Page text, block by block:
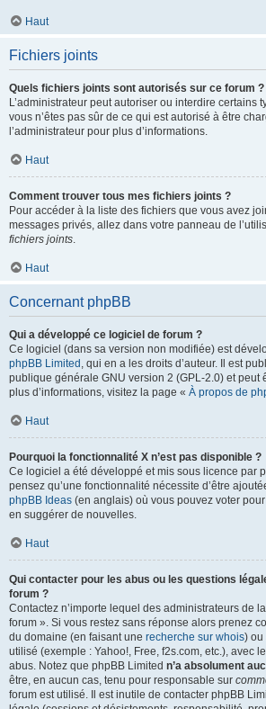
Haut
Fichiers joints
Quels fichiers joints sont autorisés sur ce forum ?
L’administrateur peut autoriser ou interdire certains
vous n’êtes pas sûr de ce qui est autorisé à être
l’administrateur pour plus d’informations.
Haut
Comment trouver tous mes fichiers joints ?
Pour accéder à la liste des fichiers que vous avez
messages privés, allez dans votre panneau de
fichiers joints.
Haut
Concernant phpBB
Qui a développé ce logiciel de forum ?
Ce logiciel (dans sa version non modifiée) est
phpBB Limited , qui en a les droits d’auteur. Il est
publique générale GNU version 2 (GPL-2.0) et peut
plus d’informations, visitez la page « À propos de
Haut
Pourquoi la fonctionnalité X n’est pas disponible ?
Ce logiciel a été développé et mis sous licence par
pensez qu’une fonctionnalité nécessite d’être
phpBB Ideas (en anglais) où vous pouvez voter
en suggérer de nouvelles.
Haut
Qui contacter pour les abus ou les questions
forum ?
Contactez n’importe lequel des administrateurs de
forum ». Si vous restez sans réponse alors prenez
du domaine (en faisant une recherche sur whois) ou
utilisé (exemple : Yahoo!, Free, f2s.com, etc.), avec
abus. Notez que phpBB Limited n’a absolument
être, en aucun cas, tenu pour responsable sur
forum est utilisé. Il est inutile de contacter phpBB